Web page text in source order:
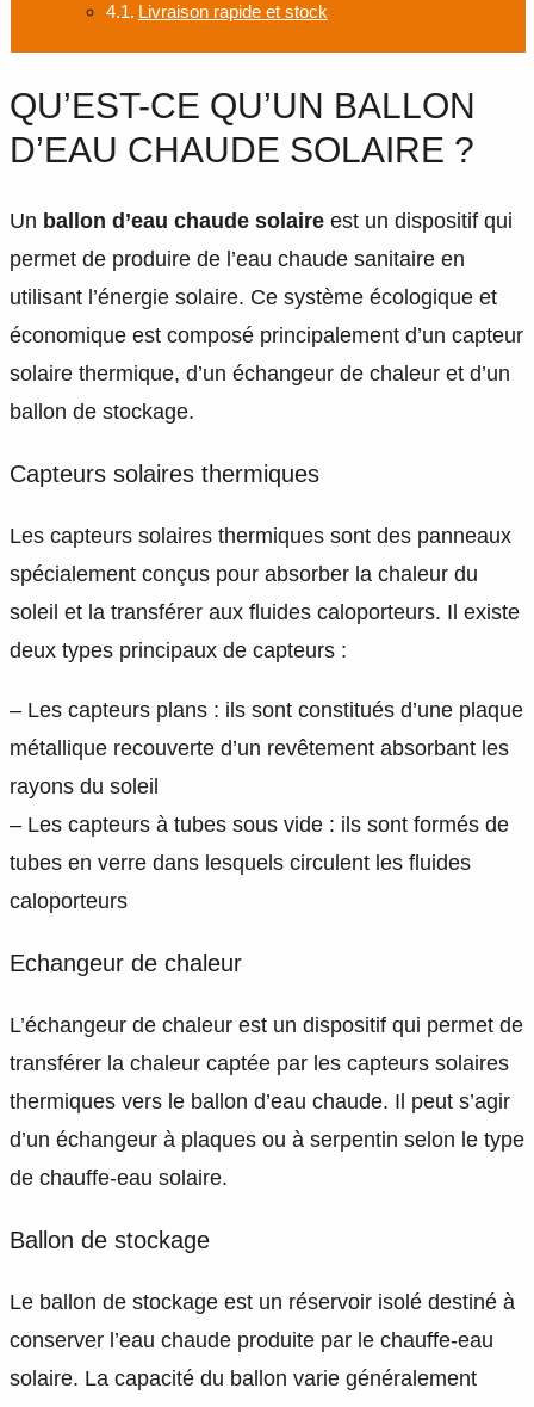
Livraison rapide et stock
QU’EST-CE QU’UN BALLON
D’EAU CHAUDE SOLAIRE ?
Un ballon d’eau chaude solaire est un dispositif qui
permet de produire de l’eau chaude sanitaire en
utilisant l’énergie solaire. Ce système écologique et
économique est composé principalement d’un capteur
solaire thermique, d’un échangeur de chaleur et d’un
ballon de stockage.
Capteurs solaires thermiques
Les capteurs solaires thermiques sont des panneaux
spécialement conçus pour absorber la chaleur du
soleil et la transférer aux fluides caloporteurs. Il existe
deux types principaux de capteurs :
– Les capteurs plans : ils sont constitués d’une plaque
métallique recouverte d’un revêtement absorbant les
rayons du soleil
– Les capteurs à tubes sous vide : ils sont formés de
tubes en verre dans lesquels circulent les fluides
caloporteurs
Echangeur de chaleur
L’échangeur de chaleur est un dispositif qui permet de
transférer la chaleur captée par les capteurs solaires
thermiques vers le ballon d’eau chaude. Il peut s’agir
d’un échangeur à plaques ou à serpentin selon le type
de chauffe-eau solaire.
Ballon de stockage
Le ballon de stockage est un réservoir isolé destiné à
conserver l’eau chaude produite par le chauffe-eau
solaire. La capacité du ballon varie généralement